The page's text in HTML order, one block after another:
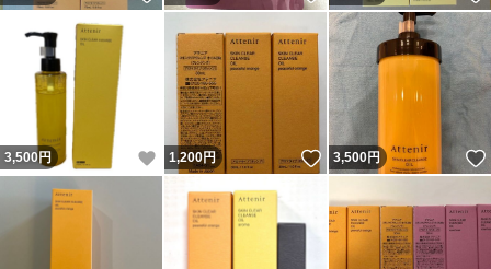
3,500円 いいね！
1,200円 いいね！
3,500円